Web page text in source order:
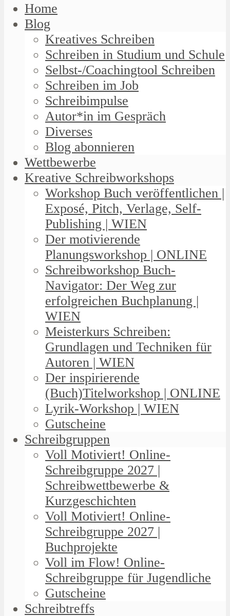
Home
Blog
Kreatives Schreiben
Schreiben in Studium und Schule
Selbst-/Coachingtool Schreiben
Schreiben im Job
Schreibimpulse
Autor*in im Gespräch
Diverses
Blog abonnieren
Wettbewerbe
Kreative Schreibworkshops
Workshop Buch veröffentlichen |
Exposé, Pitch, Verlage, Self-
Publishing | WIEN
Der motivierende
Planungsworkshop | ONLINE
Schreibworkshop Buch-
Navigator: Der Weg zur
erfolgreichen Buchplanung |
WIEN
Meisterkurs Schreiben:
Grundlagen und Techniken für
Autoren | WIEN
Der inspirierende
(Buch)Titelworkshop | ONLINE
Lyrik-Workshop | WIEN
Gutscheine
Schreibgruppen
Voll Motiviert! Online-
Schreibgruppe 2027 |
Schreibwettbewerbe &
Kurzgeschichten
Voll Motiviert! Online-
Schreibgruppe 2027 |
Buchprojekte
Voll im Flow! Online-
Schreibgruppe für Jugendliche
Gutscheine
Schreibtreffs